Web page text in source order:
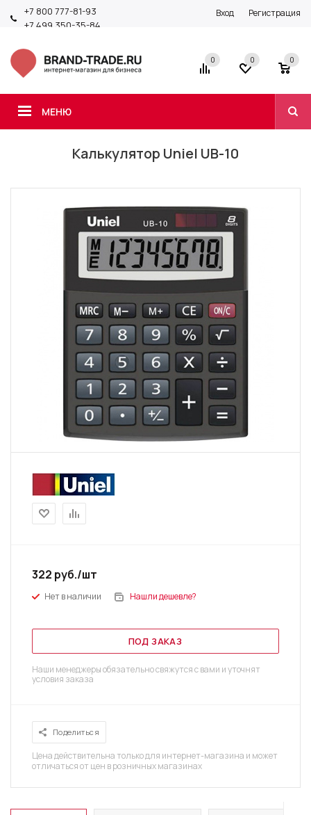
+7 800 777-81-93
+7 499 350-35-84
Вход Регистрация
МЕНЮ
0 0 0
Калькулятор Uniel UB-10
322 руб./шт
Нет в наличии Нашли дешевле?
ПОД ЗАКАЗ
Наши менеджеры обязательно свяжутся с вами и уточнят
условия заказа
Поделиться
Цена действительна только для интернет-магазина и может
отличаться от цен в розничных магазинах